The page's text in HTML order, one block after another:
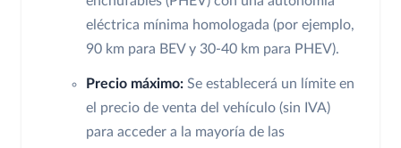
eléctrica mínima homologada (por ejemplo,
90 km para BEV y 30-40 km para PHEV).
Precio máximo: Se establecerá un límite en
el precio de venta del vehículo (sin IVA)
para acceder a la mayoría de las